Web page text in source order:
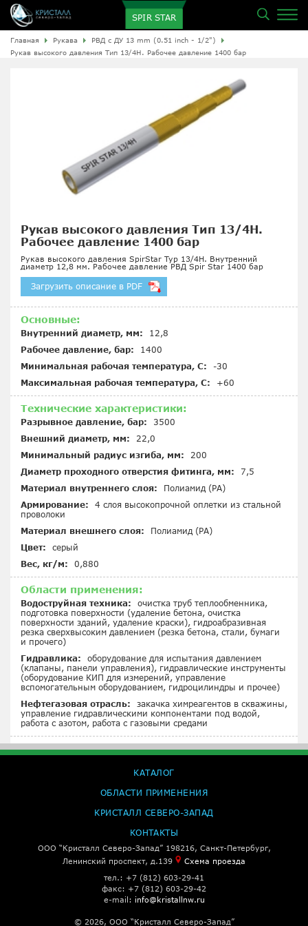
SPIR STAR
Главная Рукава
РВД с ДУ 13 mm (0.51 inch - 1/2")
Рукав высокого давления Тип 13/4H. Рабочее давление 1400 бар
Рукав высокого давления Тип 13/4H.
Рабочее давление 1400 бар
Рукав высокого давления SpirStar Typ 13/4H. Внутренний
диаметр 12,8 мм. Рабочее давление РВД Spir Star 1400 бар
Загрузить описание в PDF
Основные:
Внутренний диаметр, мм:
12,8
Рабочее давление, бар:
1400
Минимальная рабочая температура, С:
-30
Максимальная рабочая температура, С:
+60
Технические характеристики:
Разрывное давление, бар:
3500
Внешний диаметр, мм:
22,0
Минимальный радиус изгиба, мм:
200
Диаметр проходного отверстия фитинга, мм:
7,5
Материал внутреннего слоя:
Полиамид (PA)
Армирование:
4 слоя высокопрочной оплетки из стальной
проволоки
Материал внешнего слоя:
Полиамид (PA)
Цвет:
серый
Вес, кг/м:
0,880
Области применения:
Водоструйная техника:
очистка труб теплообменника,
подготовка поверхности (удаление бетона, очистка
поверхности зданий, удаление краски), гидроабразивная
резка сверхвысоким давлением (резка бетона, стали, бумаги
и прочего)
Гидравлика:
оборудование для испытания давлением
(клапаны, панели управления), гидравлические инструменты
(оборудование КИП для измерений, управление
вспомогательным оборудованием, гидроцилиндры и прочее)
Нефтегазовая отрасль:
закачка химреагентов в скважины,
управление гидравлическими компонентами под водой,
работа с азотом, работа с газовыми средами
КАТАЛОГ
ОБЛАСТИ ПРИМЕНЕНИЯ
КРИСТАЛЛ СЕВЕРО-ЗАПАД
КОНТАКТЫ
ООО “Кристалл Северо-Запад” 198216, Санкт-Петербург,
Ленинский проспект, д.139
Схема проезда
тел.: +7 (812) 603-29-41
факс: +7 (812) 603-29-42
e-mail: info@kristallnw.ru
© 2026, ООО “Кристалл Северо-Запад”